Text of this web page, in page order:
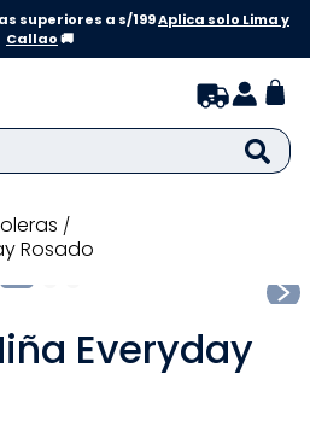
superiores a s/199Aplica solo Lima y
Callao🚚
poleras
Rosado
Everyday